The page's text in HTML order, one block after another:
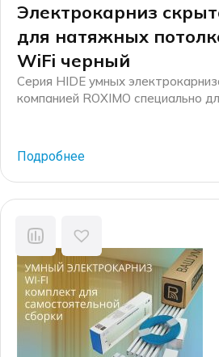
Электрокарниз
для натяжных
WiFi черный
Серия HIDE умных
компанией ROXIMO специально
профиль и заглушки для него,
для электрокарниза узкого
профилей и крепежные
электрокарниз вставляется в
составляет одну плоскость с
Компания […]
Подробнее